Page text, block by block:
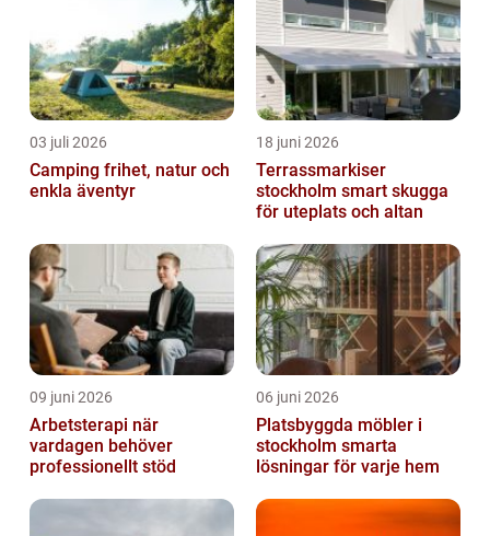
03 juli 2026
Camping frihet, natur och
enkla äventyr
18 juni 2026
Terrassmarkiser
stockholm smart skugga
för uteplats och altan
09 juni 2026
Arbetsterapi när
vardagen behöver
professionellt stöd
06 juni 2026
Platsbyggda möbler i
stockholm smarta
lösningar för varje hem